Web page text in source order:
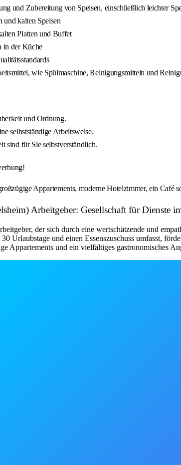
und Zubereitung von Speisen, einschließlich leichter
und kalten Speisen
Platten und Buffet
in der Küche
wie Spülmaschine, Reinigungsmitteln und
und Ordnung.
selbstständige Arbeitsweise.
sind für Sie selbstverständlich.
Appartements, moderne Hotelzimmer, ein Café
Arbeitgeber: Gesellschaft für Dienste
der sich durch eine wertschätzende und
Urlaubstage und einen Essenszuschuss umfasst,
Appartements und ein vielfältiges gastronomisches